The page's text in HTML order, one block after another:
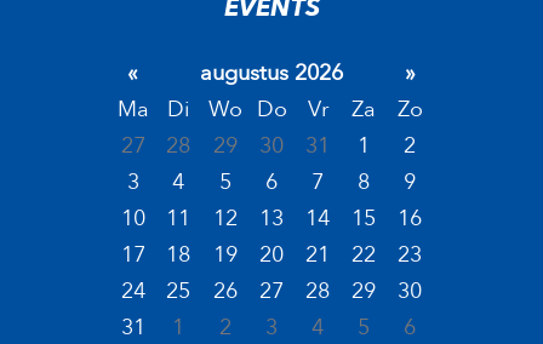
EVENTS
« augustus 2026
»
Ma
Di Wo Do Vr Za
Zo
27
28 29 30 31 1
2
3
4 5 6 7 8
9
10
11 12 13 14 15
16
17
18 19 20 21 22
23
24
25 26 27 28 29
30
31
1 2 3 4 5 6